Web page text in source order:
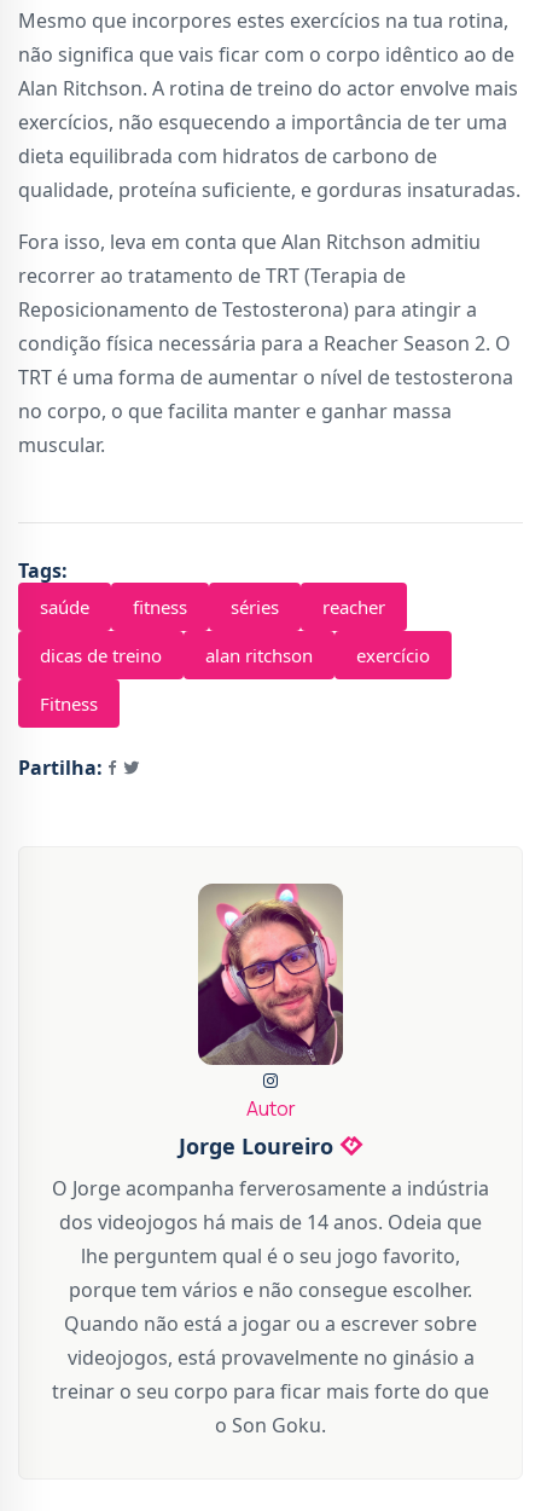
Mesmo que incorpores estes exercícios na tua rotina,
não significa que vais ficar com o corpo idêntico ao de
Alan Ritchson. A rotina de treino do actor envolve mais
exercícios, não esquecendo a importância de ter uma
dieta equilibrada com hidratos de carbono de
qualidade, proteína suficiente, e gorduras insaturadas.
Fora isso, leva em conta que Alan Ritchson admitiu
recorrer ao tratamento de TRT (Terapia de
Reposicionamento de Testosterona) para atingir a
condição física necessária para a Reacher Season 2. O
TRT é uma forma de aumentar o nível de testosterona
no corpo, o que facilita manter e ganhar massa
muscular.
Tags:
saúde fitness séries
reacher
dicas de treino
alan ritchson
exercício
Fitness
Partilha:
Autor
Jorge Loureiro
O Jorge acompanha ferverosamente a indústria
dos videojogos há mais de 14 anos. Odeia que
lhe perguntem qual é o seu jogo favorito,
porque tem vários e não consegue escolher.
Quando não está a jogar ou a escrever sobre
videojogos, está provavelmente no ginásio a
treinar o seu corpo para ficar mais forte do que
o Son Goku.